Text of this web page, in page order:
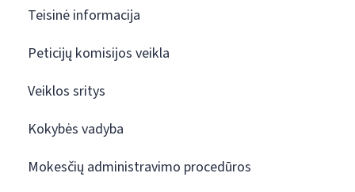
Teisinė informacija
Peticijų komisijos veikla
Veiklos sritys
Kokybės vadyba
Mokesčių administravimo procedūros